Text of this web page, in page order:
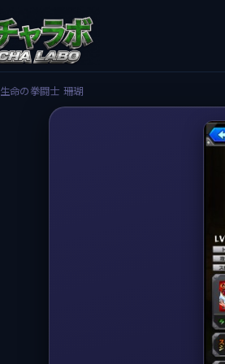
生命の拳闘士 珊瑚